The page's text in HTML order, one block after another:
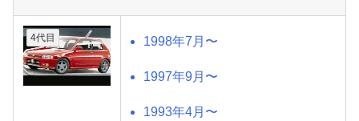
4代目 1998年7月〜
1997年9月〜
1993年4月〜